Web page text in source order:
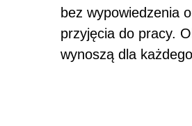
bez wypowiedzenia
przyjęcia do pracy.
wynoszą dla